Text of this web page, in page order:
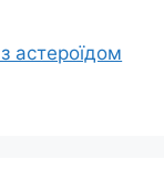
астероїдом